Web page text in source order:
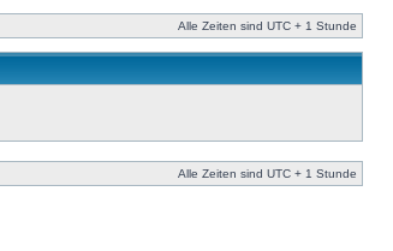
Alle Zeiten sind UTC + 1 Stunde
Alle Zeiten sind UTC + 1 Stunde